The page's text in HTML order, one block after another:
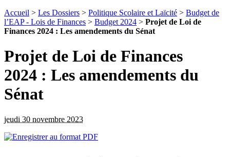
Accueil > Les Dossiers > Politique Scolaire et Laïcité > Budget de
l’EAP - Lois de Finances > Budget 2024 > Projet de Loi de
Finances 2024 : Les amendements du Sénat
Projet de Loi de Finances
2024 : Les amendements du
Sénat
jeudi 30 novembre 2023